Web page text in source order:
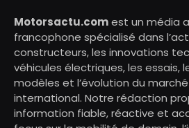
Motorsactu.comest un média
francophone spécialisé dans
constructeurs, les innovations
véhicules électriques, les essais,
modèles et l’évolution du
international. Notre rédaction
information fiable, réactive et